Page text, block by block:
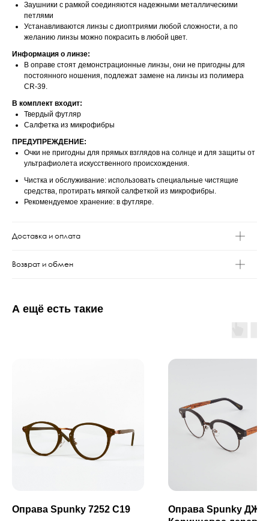
Заушники с рамкой соединяются надежными металлическими
петлями
Устанавливаются линзы с диоптриями любой сложности, а по
желанию линзы можно покрасить в любой цвет.
Информация о линзе:
В оправе стоят демонстрационные линзы, они не пригодны для
постоянного ношения, подлежат замене на линзы из полимера
CR-39.
В комплект входит:
Твердый футляр
Салфетка из микрофибры
ПРЕДУПРЕЖДЕНИЕ:
Очки не пригодны для прямых взглядов на солнце и для защиты от
ультрафиолета искусственного происхождения.
Чистка и обслуживание: использовать специальные чистящие
средства, протирать мягкой салфеткой из микрофибры.
Рекомендуемое хранение: в футляре.
Доставка и оплата
Возврат и обмен
А ещё есть такие
Оправа Spunky 7252 C19
Оправа Spunky